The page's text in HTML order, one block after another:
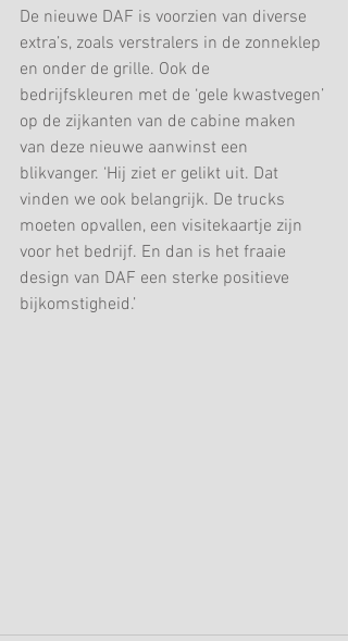
De nieuwe DAF is voorzien van diverse
extra’s, zoals verstralers in de zonneklep
en onder de grille. Ook de
bedrijfskleuren met de ‘gele kwastvegen’
op de zijkanten van de cabine maken
van deze nieuwe aanwinst een
blikvanger. ‘Hij ziet er gelikt uit. Dat
vinden we ook belangrijk. De trucks
moeten opvallen, een visitekaartje zijn
voor het bedrijf. En dan is het fraaie
design van DAF een sterke positieve
bijkomstigheid.’